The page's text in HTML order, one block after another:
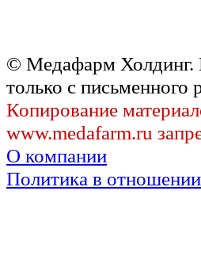
© Медафарм Холдинг.
только с письменного
Копирование
www.medafarm.ru
О компании
Политика в